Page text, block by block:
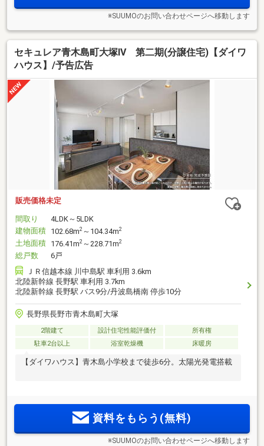
※SUUMOのお問い合わせページへ移動します
セキュレア青木島町大塚IV 第二期(分譲住宅)【ダイワ
ハウス】/予告広告
販売価格未定
間取り
4LDK～5LDK
建物面積 102.68m2 ～104.34m2
土地面積 176.41m2 ～228.71m2
総戸数
6戸
ＪＲ信越本線 川中島駅 車利用 3.6km
北陸新幹線 長野駅 車利用 3.7km
北陸新幹線 長野駅 バス9分/丹波島橋南 停歩10分
長野県長野市青木島町大塚
2階建て 設計住宅性能評価付
所有権
駐車2台以上
浴室乾燥機 床暖房
【ダイワハウス】青木島小学校まで徒歩6分。太陽光発電搭載
資料をもらう(無料)
※SUUMOのお問い合わせページへ移動します